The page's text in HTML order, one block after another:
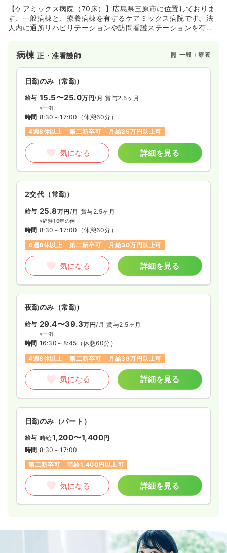
【ケアミックス病院（70床）】広島県三原市に位置しておりま
す、一般病棟と、療養病棟を有するケアミックス病院です。法
人内に通所リハビリテーションや訪問看護ステーションを有
ハビリテーションにも取組まれています。地域に貢献できる福
祉・医療機関として機能していきたいとのお考えをお持ちで
病棟正・准看護師 一般＋療養
日勤のみ（常勤）
給与 15.5〜25.0万円/月 賞与2.5ヶ月
※一例
時間 8:30～17:00 （休憩60分）
4週8休以上
第二新卒可 月給25万円以上可
気になる 詳細を見る
2交代（常勤）
給与 25.8万円/月 賞与2.5ヶ月
※経験10年の例
時間 8:30～17:00 （休憩60分）
4週8休以上
第二新卒可 月給30万円以上可
気になる 詳細を見る
夜勤のみ（常勤）
給与 29.4〜39.3万円/月 賞与2.5ヶ月
※一例
時間 16:30～8:45 （休憩60分）
4週8休以上
第二新卒可 月給39万円以上可
気になる 詳細を見る
日勤のみ（パート）
給与 時給1,200〜1,400円
時間 8:30～17:00
第二新卒可
時給1,400円以上可
気になる 詳細を見る